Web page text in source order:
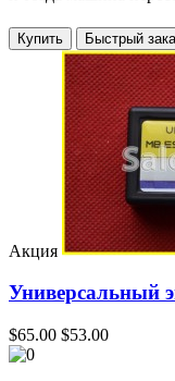
Купить
Акция
Универсальный
$65.00 $53.00